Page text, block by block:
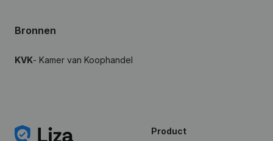
Bronnen
KVK- Kamer van Koophandel
Product